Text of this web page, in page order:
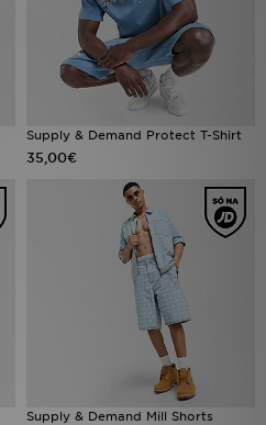
Supply & Demand Protect T-Shirt
35,00€
Supply & Demand Mill Shorts